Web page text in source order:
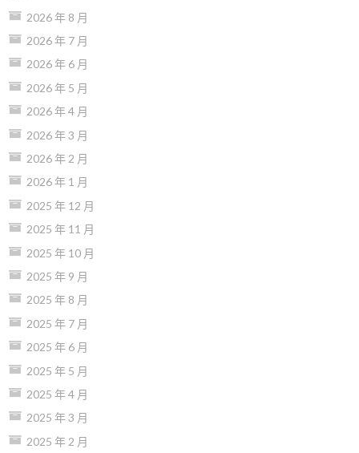
2026 年 8 月
2026 年 7 月
2026 年 6 月
2026 年 5 月
2026 年 4 月
2026 年 3 月
2026 年 2 月
2026 年 1 月
2025 年 12 月
2025 年 11 月
2025 年 10 月
2025 年 9 月
2025 年 8 月
2025 年 7 月
2025 年 6 月
2025 年 5 月
2025 年 4 月
2025 年 3 月
2025 年 2 月